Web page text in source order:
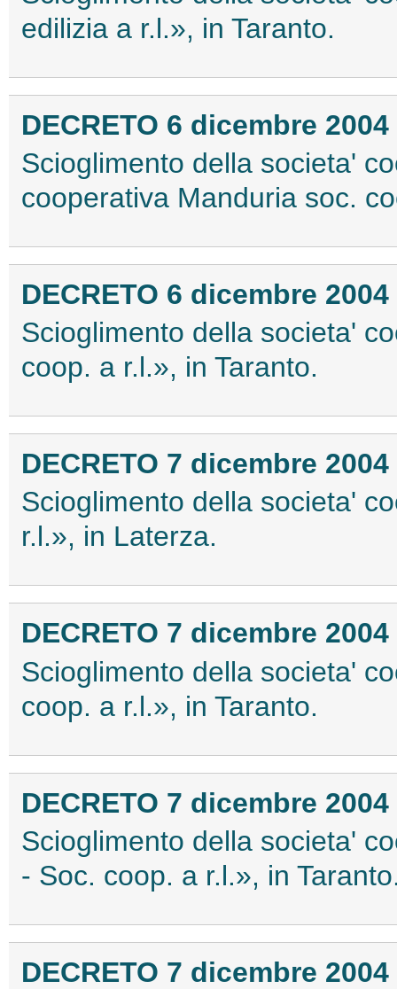
edilizia a r.l.», in Taranto.
DECRETO 6 dicembre 2004
Scioglimento della societa'
cooperativa Manduria soc.
DECRETO 6 dicembre 2004
Scioglimento della societa'
coop. a r.l.», in Taranto.
DECRETO 7 dicembre 2004
Scioglimento della societa'
r.l.», in Laterza.
DECRETO 7 dicembre 2004
Scioglimento della societa'
coop. a r.l.», in Taranto.
DECRETO 7 dicembre 2004
Scioglimento della societa'
- Soc. coop. a r.l.», in
DECRETO 7 dicembre 2004